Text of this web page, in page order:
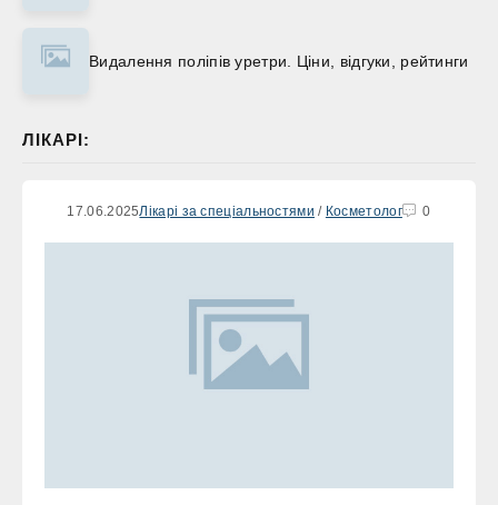
Видалення поліпів уретри. Ціни, відгуки, рейтинги
ЛІКАРІ:
17.06.2025Лікарі за спеціальностями / Косметолог 0